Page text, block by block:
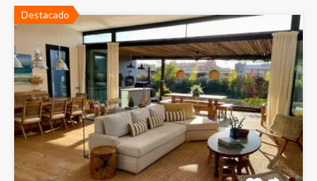
Destacado